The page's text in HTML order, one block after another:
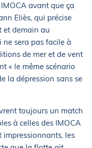
avant que ça
Eliès, qui précise
et demain au
ne sera pas facile à
de mer et de vent
« le même scénario
la dépression sans se
toujours un match
à celles des IMOCA
impressionnants, les